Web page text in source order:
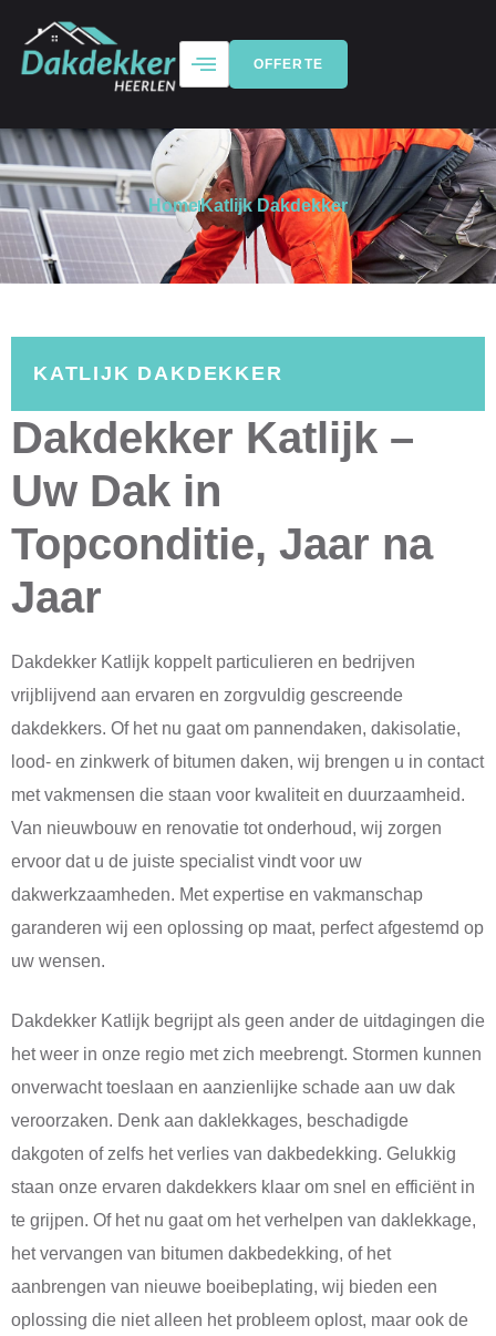
OFFERTE
HomeKatlijk Dakdekker
KATLIJK DAKDEKKER
Dakdekker Katlijk –
Uw Dak in
Topconditie, Jaar na
Jaar
Dakdekker Katlijk koppelt particulieren en bedrijven
vrijblijvend aan ervaren en zorgvuldig gescreende
dakdekkers. Of het nu gaat om pannendaken, dakisolatie,
lood- en zinkwerk of bitumen daken, wij brengen u in contact
met vakmensen die staan voor kwaliteit en duurzaamheid.
Van nieuwbouw en renovatie tot onderhoud, wij zorgen
ervoor dat u de juiste specialist vindt voor uw
dakwerkzaamheden. Met expertise en vakmanschap
garanderen wij een oplossing op maat, perfect afgestemd op
uw wensen.
Dakdekker Katlijk begrijpt als geen ander de uitdagingen die
het weer in onze regio met zich meebrengt. Stormen kunnen
onverwacht toeslaan en aanzienlijke schade aan uw dak
veroorzaken. Denk aan daklekkages, beschadigde
dakgoten of zelfs het verlies van dakbedekking. Gelukkig
staan onze ervaren dakdekkers klaar om snel en efficiënt in
te grijpen. Of het nu gaat om het verhelpen van daklekkage,
het vervangen van bitumen dakbedekking, of het
aanbrengen van nieuwe boeibeplating, wij bieden een
oplossing die niet alleen het probleem oplost, maar ook de